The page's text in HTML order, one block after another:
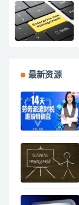
最新资源